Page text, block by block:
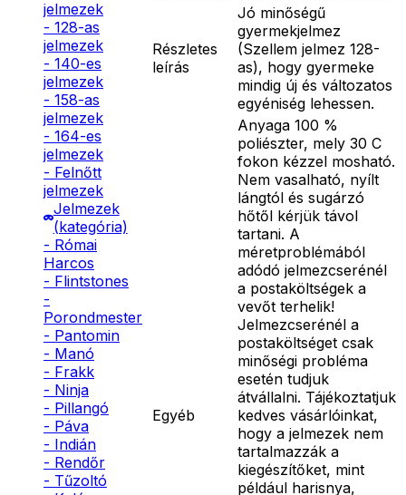
jelmezek
- 128-as
jelmezek
- 140-es
jelmezek
- 158-as
jelmezek
- 164-es
jelmezek
- Felnőtt
jelmezek
Jelmezek
(kategória)
- Római
Harcos
- Flintstones
-
Porondmester
- Pantomin
- Manó
- Frakk
- Ninja
- Pillangó
- Páva
- Indián
- Rendőr
- Tűzoltó
Részletes
leírás
Jó minőségű
gyermekjelmez
(Szellem jelmez 128-
as), hogy gyermeke
mindig új és változatos
egyéniség lehessen.
Egyéb
Anyaga 100 %
poliészter, mely 30 C
fokon kézzel mosható.
Nem vasalható, nyílt
lángtól és sugárzó
hőtől kérjük távol
tartani. A
méretproblémából
adódó jelmezcserénél
a postaköltségek a
vevőt terhelik!
Jelmezcserénél a
postaköltséget csak
minőségi probléma
esetén tudjuk
átvállalni. Tájékoztatjuk
kedves vásárlóinkat,
hogy a jelmezek nem
tartalmazzák a
kiegészítőket, mint
például harisnya,